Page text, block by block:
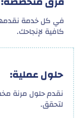
في كل خدمة
كافية لإنجاحك.
حلول عملية:
نقدم حلول مرنة
لتحقق.